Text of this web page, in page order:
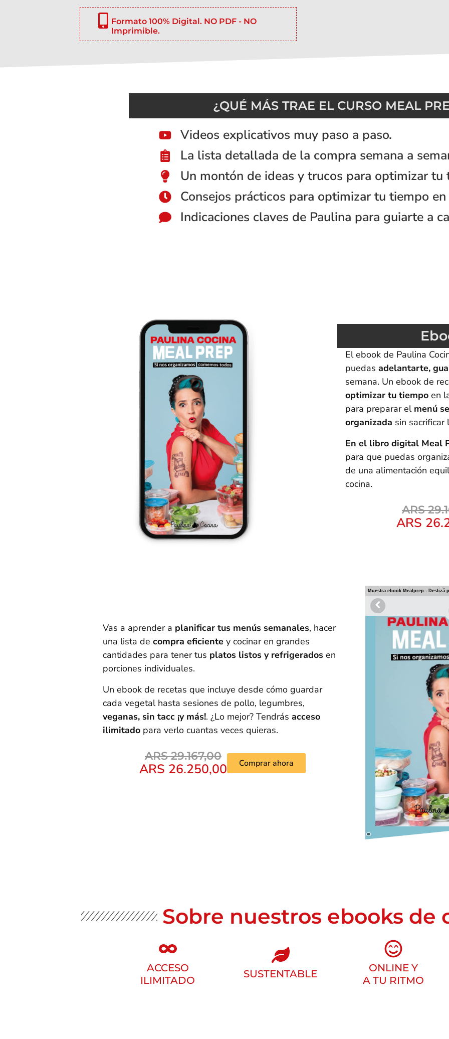
Formato 100% Digital. NO PDF - NO
Imprimible.
¿QUÉ MÁS TRAE EL CURSO MEAL
Videos explicativos muy paso a paso.
La lista detallada de la compra semana a
Un montón de ideas y trucos para optimizar tu
Consejos prácticos para optimizar tu tiempo
Indicaciones claves de Paulina para guiarte a
El ebook de Paulina
puedasadelantarte,
semana. Un ebook de
optimizar tu tiempo en
para preparar el menú
organizada sin
En el libro digital Meal
para que puedas
de una alimentación
cocina.
ARS
ARS
Vas a aprender a planificar tus menús semanales, hacer
una lista de compra eficientey cocinar en grandes
cantidades para tener tus platos listos y refrigerados en
porciones individuales.
Un ebook de recetas que incluye desde cómo guardar
cada vegetal hasta sesiones de pollo, legumbres,
veganas, sin tacc ¡y más!. ¿Lo mejor? Tendrás acceso
ilimitadopara verlo cuantas veces quieras.
ARS29.167,00
ARS 26.250,00 Comprar ahora
Sobre nuestros ebooks de
ACCESO
ILIMITADO
SUSTENTABLE
ONLINE Y
A TU RITMO